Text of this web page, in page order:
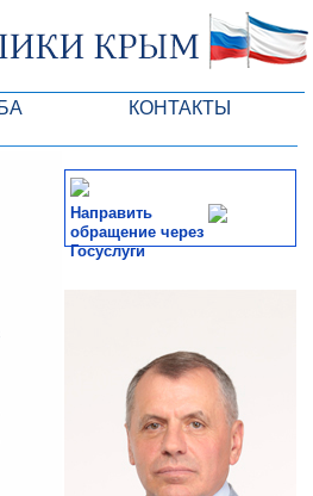
КОНТАКТЫ
Направить
обращение через
Госуслуги